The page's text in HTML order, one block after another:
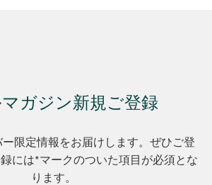
マガジン新規ご登録
限定情報をお届けします。ぜひご登
には*マークのついた項目が必須とな
ります。